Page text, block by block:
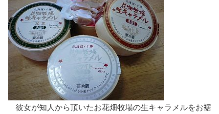
彼女が知人から頂いたお花畑牧場の生キャラメルをお裾